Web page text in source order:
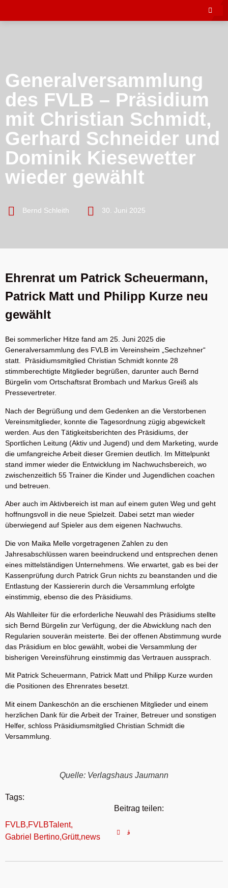
Generalversammlung
des FVLB – Präsidium
mit Christian Schmidt,
Gerhard Schneider und
Dominik Kiesewetter
wieder gewählt
Bernd Schleith 30. Juni 2025
Ehrenrat um Patrick Scheuermann,
Patrick Matt und Philipp Kurze neu
gewählt
Bei sommerlicher Hitze fand am 25. Juni 2025 die
Generalversammlung des FVLB im Vereinsheim „Sechzehner“
statt. Präsidiumsmitglied Christian Schmidt konnte 28
stimmberechtigte Mitglieder begrüßen, darunter auch Bernd
Bürgelin vom Ortschaftsrat Brombach und Markus Greiß als
Pressevertreter.
Nach der Begrüßung und dem Gedenken an die Verstorbenen
Vereinsmitglieder, konnte die Tagesordnung zügig abgewickelt
werden. Aus den Tätigkeitsberichten des Präsidiums, der
Sportlichen Leitung (Aktiv und Jugend) und dem Marketing, wurde
die umfangreiche Arbeit dieser Gremien deutlich. Im Mittelpunkt
stand immer wieder die Entwicklung im Nachwuchsbereich, wo
zwischenzeitlich 55 Trainer die Kinder und Jugendlichen coachen
und betreuen.
Aber auch im Aktivbereich ist man auf einem guten Weg und geht
hoffnungsvoll in die neue Spielzeit. Dabei setzt man wieder
überwiegend auf Spieler aus dem eigenen Nachwuchs.
Die von Maika Melle vorgetragenen Zahlen zu den
Jahresabschlüssen waren beeindruckend und entsprechen denen
eines mittelständigen Unternehmens. Wie erwartet, gab es bei der
Kassenprüfung durch Patrick Grun nichts zu beanstanden und die
Entlastung der Kassiererin durch die Versammlung erfolgte
einstimmig, ebenso die des Präsidiums.
Als Wahlleiter für die erforderliche Neuwahl des Präsidiums stellte
sich Bernd Bürgelin zur Verfügung, der die Abwicklung nach den
Regularien souverän meisterte. Bei der offenen Abstimmung wurde
das Präsidium en bloc gewählt, wobei die Versammlung der
bisherigen Vereinsführung einstimmig das Vertrauen aussprach.
Mit Patrick Scheuermann, Patrick Matt und Philipp Kurze wurden
die Positionen des Ehrenrates besetzt.
Mit einem Dankeschön an die erschienen Mitglieder und einem
herzlichen Dank für die Arbeit der Trainer, Betreuer und sonstigen
Helfer, schloss Präsidiumsmitglied Christian Schmidt die
Versammlung.
Quelle: Verlagshaus Jaumann
Tags:
FVLB,FVLBTalent,
Gabriel Bertino,Grütt,news
Beitrag teilen: